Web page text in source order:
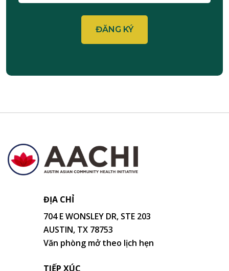
ĐỊA CHỈ
704 E WONSLEY DR, STE 203
AUSTIN, TX 78753
Văn phòng mở theo lịch hẹn
TIẾP XÚC